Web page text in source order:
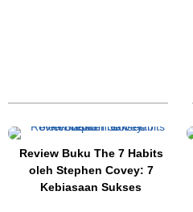
Review Buku The 7 Habits
oleh Stephen Covey: 7
Kebiasaan Sukses